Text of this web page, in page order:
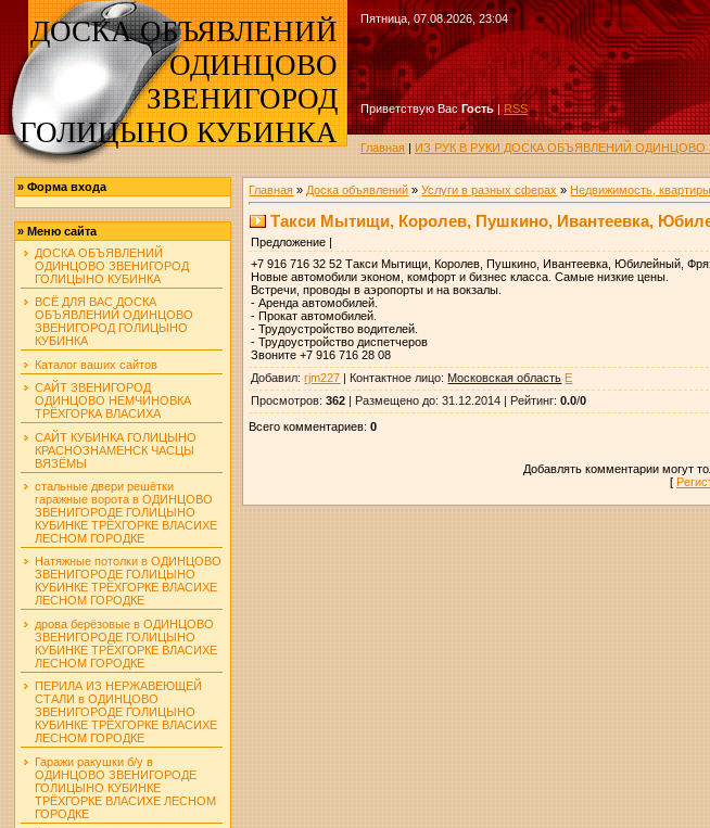
ДОСКА ОБЪЯВЛЕНИЙ
ОДИНЦОВО
ЗВЕНИГОРОД
ГОЛИЦЫНО КУБИНКА
Пятница, 07.08.2026, 23:04
Приветствую Вас Гость|RSS
Главная|ИЗ РУК В РУКИ ДОСКА ОБЪЯВЛЕНИЙ ОДИНЦОВО
»Форма входа
»Меню сайта
ДОСКА ОБЪЯВЛЕНИЙ
ОДИНЦОВО ЗВЕНИГОРОД
ГОЛИЦЫНО КУБИНКА
ВСЁ ДЛЯ ВАС ДОСКА
ОБЪЯВЛЕНИЙ ОДИНЦОВО
ЗВЕНИГОРОД ГОЛИЦЫНО
КУБИНКА
Каталог ваших сайтов
САЙТ ЗВЕНИГОРОД
ОДИНЦОВО НЕМЧИНОВКА
ТРЁХГОРКА ВЛАСИХА
САЙТ КУБИНКА ГОЛИЦЫНО
КРАСНОЗНАМЕНСК ЧАСЦЫ
ВЯЗЁМЫ
стальные двери решётки
гаражные ворота в ОДИНЦОВО
ЗВЕНИГОРОДЕ ГОЛИЦЫНО
КУБИНКЕ ТРЁХГОРКЕ ВЛАСИХЕ
ЛЕСНОМ ГОРОДКЕ
Натяжные потолки в ОДИНЦОВО
ЗВЕНИГОРОДЕ ГОЛИЦЫНО
КУБИНКЕ ТРЁХГОРКЕ ВЛАСИХЕ
ЛЕСНОМ ГОРОДКЕ
дрова берёзовые в ОДИНЦОВО
ЗВЕНИГОРОДЕ ГОЛИЦЫНО
КУБИНКЕ ТРЁХГОРКЕ ВЛАСИХЕ
ЛЕСНОМ ГОРОДКЕ
ПЕРИЛА ИЗ НЕРЖАВЕЮЩЕЙ
СТАЛИ в ОДИНЦОВО
ЗВЕНИГОРОДЕ ГОЛИЦЫНО
КУБИНКЕ ТРЁХГОРКЕ ВЛАСИХЕ
ЛЕСНОМ ГОРОДКЕ
Гаражи ракушки б/у в
ОДИНЦОВО ЗВЕНИГОРОДЕ
ГОЛИЦЫНО КУБИНКЕ
ТРЁХГОРКЕ ВЛАСИХЕ ЛЕСНОМ
ГОРОДКЕ
Главная » Доска объявлений »Услуги в разных сферах » Недвижимость, квартиры
Такси Мытищи, Королев, Пушкино, Ивантеевка,
Предложение |
+7 916 716 32 52 Такси Мытищи, Королев, Пушкино, Ивантеевка, Юбилейный,
Новые автомобили эконом, комфорт и бизнес класса. Самые низкие цены.
Встречи, проводы в аэропорты и на вокзалы.
- Аренда автомобилей.
- Прокат автомобилей.
- Трудоустройство водителей.
- Трудоустройство диспетчеров
Звоните +7 916 716 28 08
Добавил:rjm227 | Контактное лицо: Московская область E
Просмотров:362 | Размещено до: 31.12.2014 | Рейтинг:0.0/0
Всего комментариев:0
Добавлять комментарии могут
[